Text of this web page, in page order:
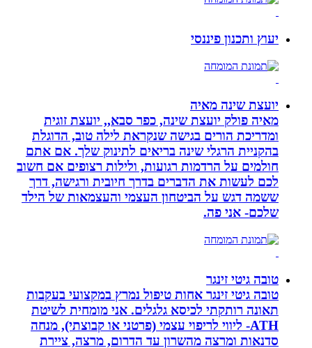
יעוץ ותכנון פיננסי
יועצת שינה מאיה
מאיה פולק יועצת שינה, כפר סבא,, יועצת זוגית
ומדריכת הורים בגישה שנקראת לילה טוב, הדוגלת
בהקניית הרגלי שינה בריאים לתינוק שלך. אם אתם
חולמים על הרדמות רגועות, ולילות רצופים אם חשוב
לכם לעשות את הדברים בדרך חיובית ורגישה, דרך
ששמה דגש על הביטחון העצמי והעצמאות של הילד
שלכם- אני פה.
טובה גיטי זינגר
טובה גיטי זינגר אחות טיפול נמרץ במקצועי בעקבות
תאונה רותקתי לכיסא גלגלים. אני מומחית לשיטת
ATH- ליווי לריפוי עצמי (פרטני או קבוצתי), מנחה
סדנאות ומרצה מהשרון עד הדרום, מרצה, ציירת